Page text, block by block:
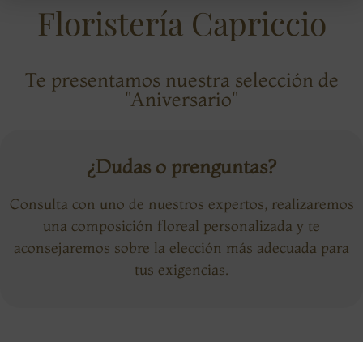
Floristería Capriccio
Te presentamos nuestra selección de
"Aniversario"
¿Dudas o prenguntas?
Consulta con uno de nuestros expertos, realizaremos
una composición floreal personalizada y te
aconsejaremos sobre la elección más adecuada para
tus exigencias.